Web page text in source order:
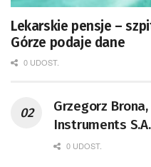
Lekarskie pensje –
Górze podaje dane
0 UDOST.
Grzegorz
Instruments S.A. Fizyk, naukowiec, były
pracownik CERN
0 UDOST.